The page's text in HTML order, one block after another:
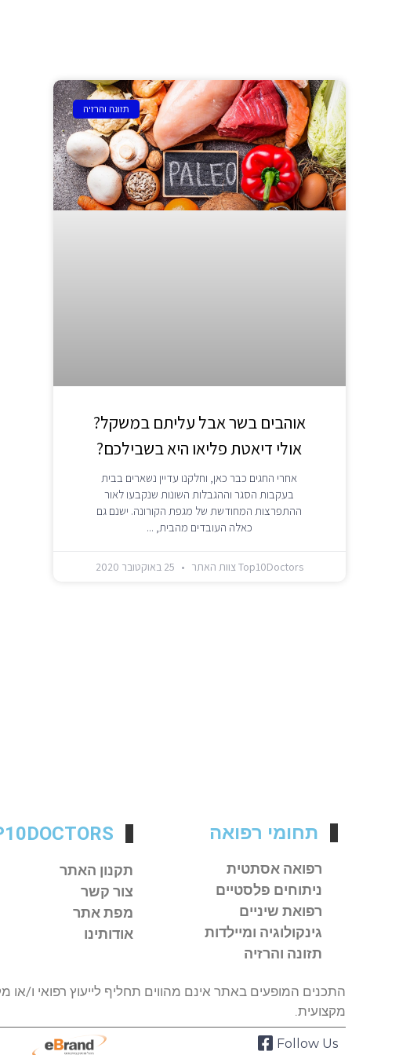
תזונה והרזיה
אוהבים בשר אבל עליתם במשקל?
אולי דיאטת פליאו היא בשבילכם?
אחרי החגים כבר כאן, וחלקנו עדיין נשארים בבית
בעקבות הסגר וההגבלות השונות שנקבעו לאור
ההתפרצות המחודשת של מגפת הקורונה. ישנם גם
כאלה העובדים מהבית,
Top10Doctors צוות האתר
תחומי רפואה
רפואה אסתטית
ניתוחים פלסטיים
רפואת שיניים
גינקולוגיה ומיילדות
תזונה והרזיה
תקנון האתר
צור קשר
מפת אתר
אודותינו
התכנים המופעים באתר אינם מהווים תחליף לייעוץ רפואי ו/
מקצועית.
Follow Us